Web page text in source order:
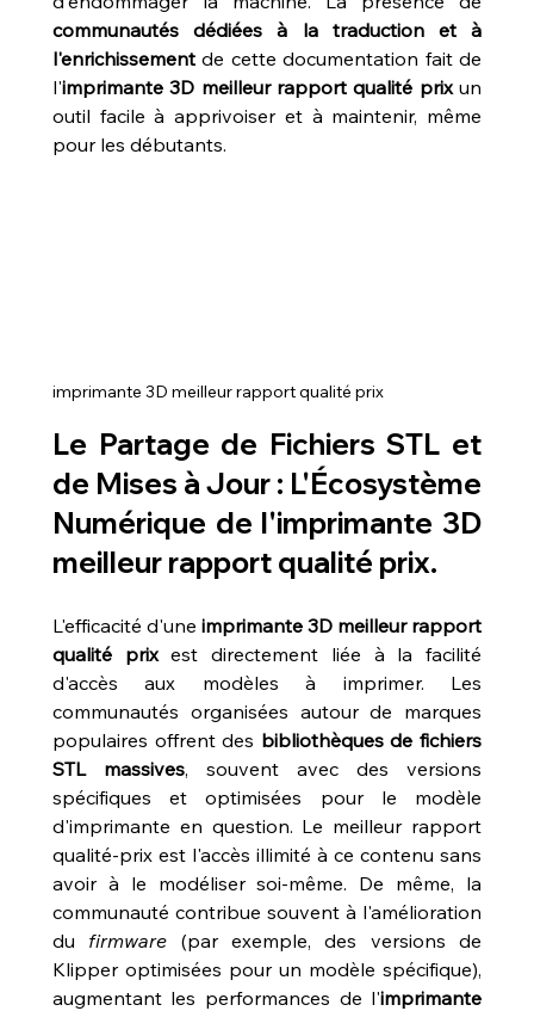
communautés dédiées à la traduction et à
l'enrichissement de cette documentation fait de
l'imprimante 3D meilleur rapport qualité prix un
outil facile à apprivoiser et à maintenir, même
pour les débutants.
imprimante 3D meilleur rapport qualité prix
Le Partage de Fichiers STL et
de Mises à Jour : L'Écosystème
Numérique de l'imprimante 3D
meilleur rapport qualité prix.
L'efficacité d'une imprimante 3D meilleur rapport
qualité prix est directement liée à la facilité
d'accès aux modèles à imprimer. Les
communautés organisées autour de marques
populaires offrent des bibliothèques de fichiers
STL massives, souvent avec des versions
spécifiques et optimisées pour le modèle
d'imprimante en question. Le meilleur rapport
qualité-prix est l'accès illimité à ce contenu sans
avoir à le modéliser soi-même. De même, la
communauté contribue souvent à l'amélioration
du firmware (par exemple, des versions de
Klipper optimisées pour un modèle spécifique),
augmentant les performances de l'imprimante